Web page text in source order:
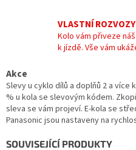
VLASTNÍ ROZVOZY
Kolo vám přiveze
k jízdě. Vše vám
Akce
Slevy u cyklo dílů a doplňů 2 a více
% u kola se slevovým kódem.
sleva se vám projeví. E-kola se
Panasonic jsou nastaveny na
SOUVISEJÍCÍ PRODUKTY